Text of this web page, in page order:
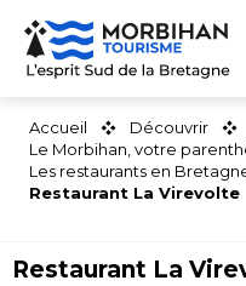
Aller
contenu
Accueil
Découvrir
Le Morbihan, votre
Les restaurants en
Restaurant La Virevolte
Restaurant La